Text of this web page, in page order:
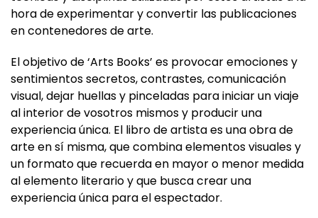
en contenedores de arte.
sentimientos secretos, contrastes, comunicación
visual, dejar huellas y pinceladas para iniciar un viaje
al interior de vosotros mismos y producir una
experiencia única. El libro de artista es una obra de
arte en sí misma, que combina elementos visuales y
un formato que recuerda en mayor o menor medida
al elemento literario y que busca crear una
experiencia única para el espectador.
‘Arts Books. Espacios para la creación y el